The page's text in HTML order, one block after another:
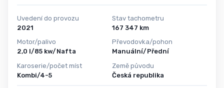
Uvedení do provozu
2021
Motor/palivo
2,0 l/85 kw/Nafta
Karoserie/počet míst
Kombi/4-5
Stav tachometru
167 347 km
Převodovka/pohon
Manuální/Přední
Země původu
Česká republika